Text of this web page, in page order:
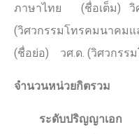
ภาษาไทย (ชื่อเต็ม) วิ
(วิศวกรรมโทรคมนาคมแ
(ชื่อย่อ) วศ.ด. (วิศวกรร
จำนวนหน่วยกิตรวม
ระดับปริญญาเอก